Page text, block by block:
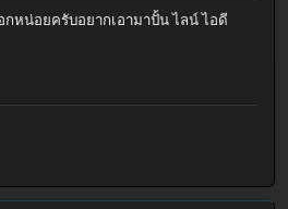
หน่อยครับอยากเอามาปั้น ไลน์ ไอดี